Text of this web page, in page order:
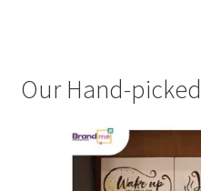
Our Hand-